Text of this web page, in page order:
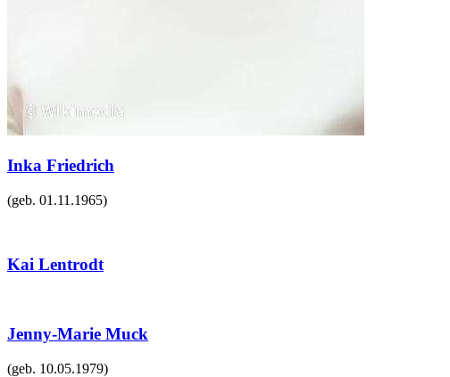
Inka Friedrich
(geb. 01.11.1965)
Kai Lentrodt
Jenny-Marie Muck
(geb. 10.05.1979)